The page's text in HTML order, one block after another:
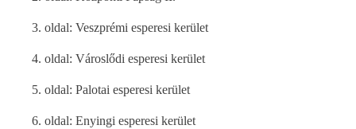
3. oldal: Veszprémi esperesi kerület
4. oldal: Városlődi esperesi kerület
5. oldal: Palotai esperesi kerület
6. oldal: Enyingi esperesi kerület